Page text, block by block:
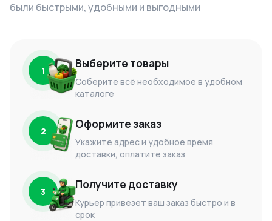
были быстрыми, удобными и выгодными
1 Выберите товары
Соберите всё необходимое в удобном
каталоге
2 Оформите заказ
Укажите адрес и удобное время
доставки, оплатите заказ
3 Получите доставку
Курьер привезет ваш заказ быстро и в
срок